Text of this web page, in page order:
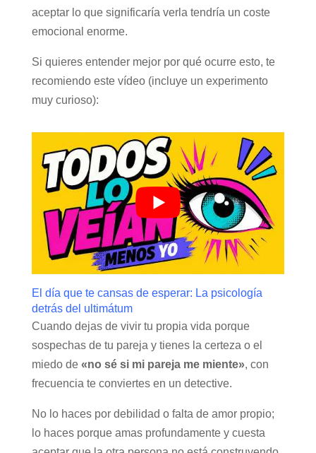
aceptar lo que significaría verla tendría un coste
emocional enorme.
Si quieres entender mejor por qué ocurre esto, te
recomiendo este vídeo (incluye un experimento
muy curioso):
El día que te cansas de esperar: La psicología
detrás del ultimátum
Cuando dejas de vivir tu propia vida porque
sospechas de tu pareja y tienes la certeza o el
miedo de «no sé si mi pareja me miente», con
frecuencia te conviertes en un detective.
No lo haces por debilidad o falta de amor propio;
lo haces porque amas profundamente y cuesta